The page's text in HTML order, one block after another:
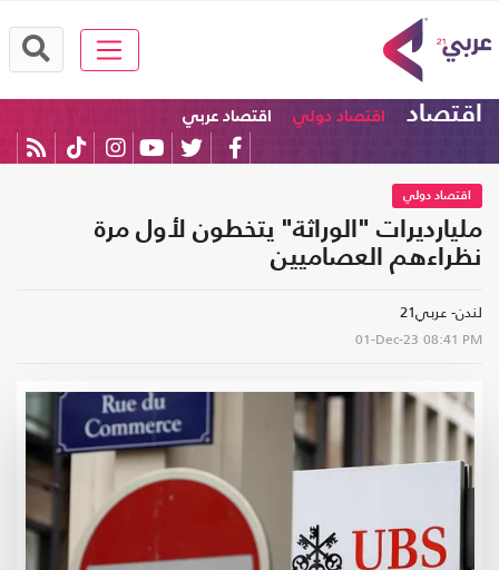
اقتصاد اقتصاد دولي اقتصاد عربي
اقتصاد دولي
مليارديرات "الوراثة" يتخطون لأول مرة
نظراءهم العصاميين
لندن- عربي21
01-Dec-23 08:41 PM